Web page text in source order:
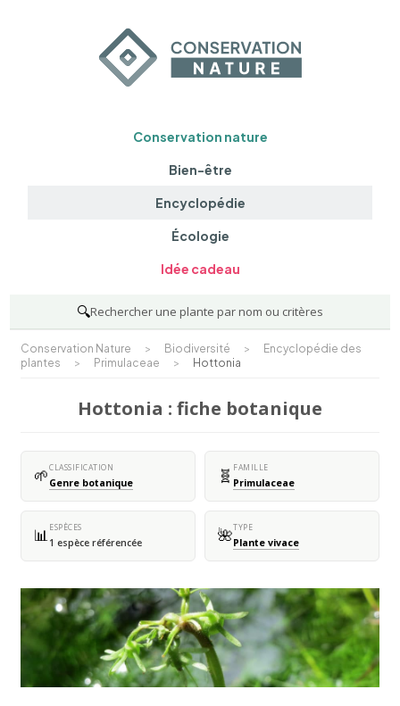
Conservation nature
Bien-être
Encyclopédie
Écologie
Idée cadeau
🔍Rechercher une plante par nom ou critères
Conservation Nature > Biodiversité >
Encyclopédie des
plantes
> Primulaceae > Hottonia
Hottonia : fiche botanique
🌱CLASSIFICATION
Genre botanique 🧬 FAMILLE
Primulaceae
📊ESPÈCES
1 espèce référencée 🌺TYPE
Plante vivace